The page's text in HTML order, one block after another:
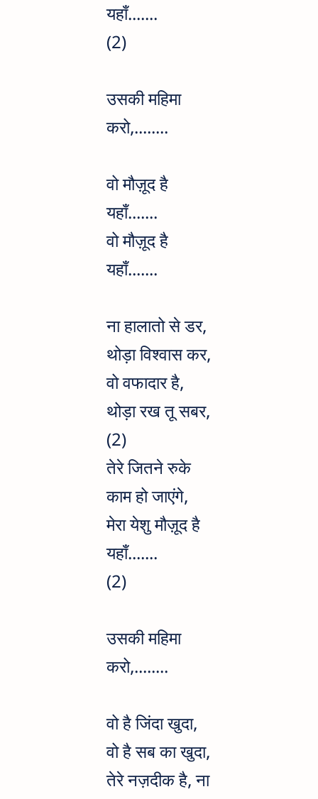
यहाँ.......
(2)
उसकी महिमा
करो,........
वो मौज़ूद है
यहाँ.......
वो मौज़ूद है
यहाँ.......
ना हालातो से डर,
थोड़ा विश्वास कर,
वो वफादार है,
थोड़ा रख तू सबर,
(2)
तेरे जितने रुके
काम हो जाएंगे,
मेरा येशु मौज़ूद है
यहाँ.......
(2)
उसकी महिमा
करो,........
वो है जिंदा खुदा,
वो है सब का खुदा,
तेरे नज़दीक है, ना